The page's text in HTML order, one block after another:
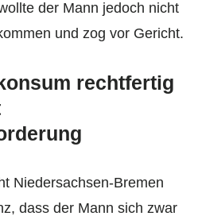
der Mann jedoch nicht
und zog vor Gericht.
rechtfertig
Niedersachsen-Bremen
dass der Mann sich zwar